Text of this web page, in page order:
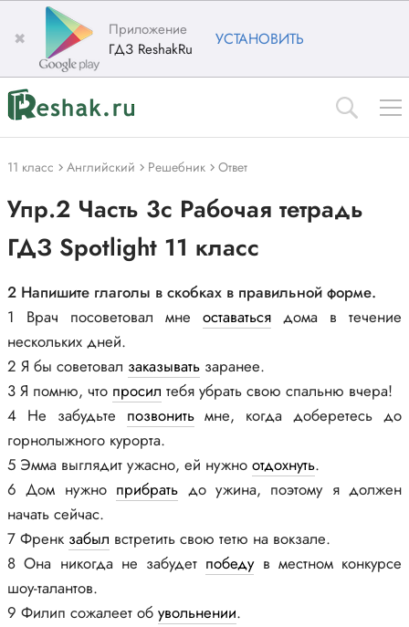
✖
Приложение
ГДЗ ReshakRu
УСТАНОВИТЬ
11 класс Английский Решебник Ответ
Упр.2 Часть 3c Рабочая тетрадь
ГДЗ Spotlight 11 класс
2 Напишите глаголы в скобках в правильной форме.
1 Врач посоветовал мне оставаться дома в течение
нескольких дней.
2 Я бы советовал заказывать заранее.
3 Я помню, что просил тебя убрать свою спальню вчера!
4 Не забудьте позвонитьмне, когда доберетесь до
горнолыжного курорта.
5 Эмма выглядит ужасно, ей нужно отдохнуть.
6 Дом нужно прибрать до ужина, поэтому я должен
начать сейчас.
7 Френк забыл встретить свою тетю на вокзале.
8 Она никогда не забудет победув местном конкурсе
шоу-талантов.
9 Филип сожалеет об увольнении.